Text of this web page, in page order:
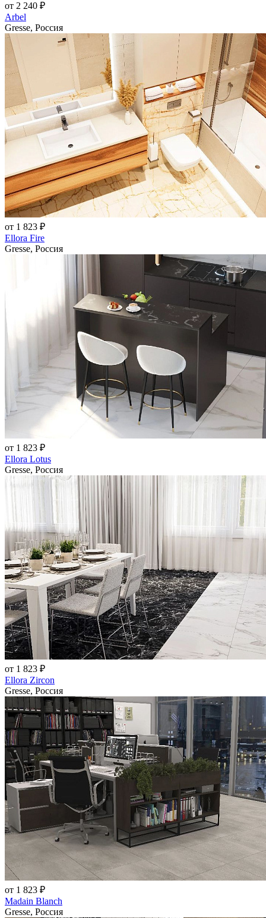
от 2 240 ₽
Arbel
Gresse, Россия
от 1 823 ₽
Ellora Fire
Gresse, Россия
от 1 823 ₽
Ellora Lotus
Gresse, Россия
от 1 823 ₽
Ellora Zircon
Gresse, Россия
от 1 823 ₽
Madain Blanch
Gresse, Россия